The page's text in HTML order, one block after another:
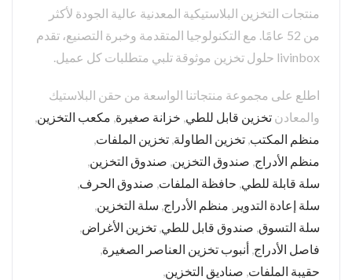
منتجات التخزين البلاستيكية المعدنية عالية الجودة لأكثر
من 52 عامًا. مع التكنولوجيا المتقدمة وخبرة التصنيع، تقدم
livinbox حلول تخزين موثوقة تلبي متطلبات كل عميل.
اطلع على مجموعة منتجاتنا الواسعة من حقن البلاستيك
والمعادن تخزين قابل للطي, خزانة صغيرة, مكعب التخزين,
منظم المكتب, تخزين الطاولة, تخزين الملفات,
منظم الأدراج, صندوق التخزين, صندوق التخزين,
سلة قابلة للطي, حافظة الملفات, صندوق الحرف,
سلة إعادة التدوير , منظم الأدراج, سلة التخزين,
سلة التسوق, صندوق قابل للطي, تخزين الأغراض,
فاصل الأدراج, أنبوب تخزين العناصر الصغيرة,
حقيبة الملفات, صناديق التخزين,